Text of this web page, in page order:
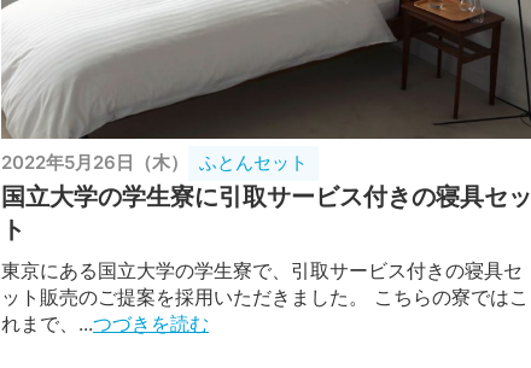
2022年5月26日（木） ふとんセット
国立大学の学生寮に引取サービス付きの寝具セッ
ト
東京にある国立大学の学生寮で、引取サービス付きの寝具セ
ット販売のご提案を採用いただきました。 こちらの寮ではこ
れまで、...つづきを読む